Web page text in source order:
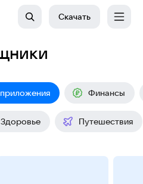
Скачать
Финансы
Здоровье Путешествия